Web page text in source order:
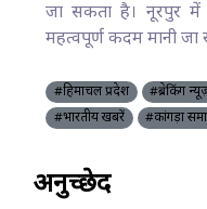
जा सकता है। नूरपुर में
महत्वपूर्ण कदम मानी जा
#हिमाचल प्रदेश #ब्रेकिंग
#भारतीय खबरें
#कांगड़ा
अनुच्छेद